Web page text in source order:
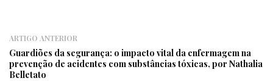
ARTIGO ANTERIOR
Guardiões da segurança: o impacto vital da enfermagem na
prevenção de acidentes com substâncias tóxicas, por Nathalia
Belletato